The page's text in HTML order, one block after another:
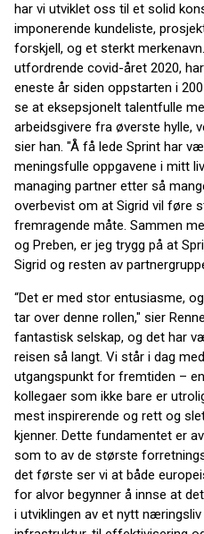
har vi utviklet oss til et solid
imponerende kundeliste,
forskjell, og et sterkt
utfordrende covid-året 2020,
eneste år siden oppstarten i
se at eksepsjonelt talentfulle
arbeidsgivere fra øverste hylle,
sier han. "Å få lede Sprint har
meningsfulle oppgavene i mitt
managing partner etter så
overbevist om at Sigrid vil føre
fremragende måte. Sammen
og Preben, er jeg trygg på at
Sigrid og resten av
“Det er med stor entusiasme,
tar over denne rollen," sier
fantastisk selskap, og det har
reisen så langt. Vi står i dag
utgangspunkt for fremtiden –
kollegaer som ikke bare er
mest inspirerende og rett og
kjenner. Dette fundamentet er
som to av de største
det første ser vi at både
for alvor begynner å innse at
i utviklingen av et nytt